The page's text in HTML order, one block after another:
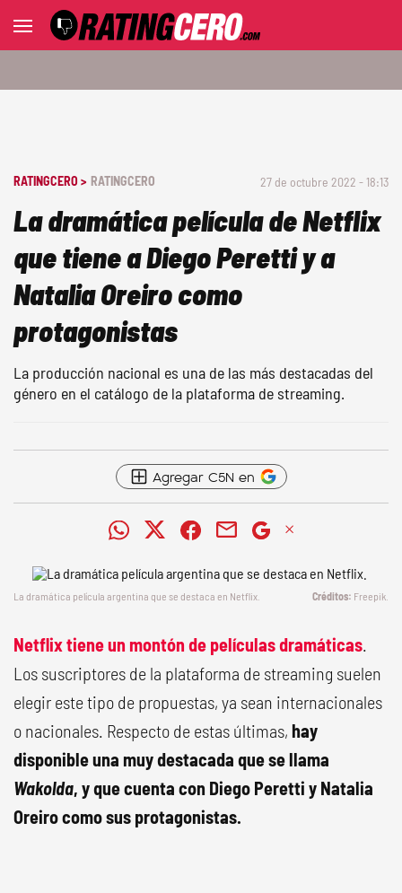
RATINGCERO > RATINGCERO 27 de octubre 2022 - 18:13
La dramática película de Netflix
que tiene a Diego Peretti y a
Natalia Oreiro como
protagonistas
La producción nacional es una de las más destacadas del
género en el catálogo de la plataforma de streaming.
Agregar C5N en
La dramática película argentina que se destaca en Netflix. Freepik.
Netflix tiene un montón de películas dramáticas.
Los suscriptores de la plataforma de streaming suelen
elegir este tipo de propuestas, ya sean internacionales
o nacionales. Respecto de estas últimas, hay
disponible una muy destacada que se llama
Wakolda, y que cuenta con Diego Peretti y Natalia
Oreiro como sus protagonistas.